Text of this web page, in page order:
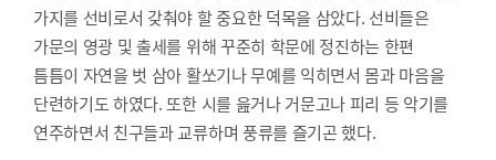
가지를 선비로서 갖춰야 할 중요한 덕목을 삼았다. 선비들은
가문의 영광 및 출세를 위해 꾸준히 학문에 정진하는 한편
틈틈이 자연을 벗 삼아 활쏘기나 무예를 익히면서 몸과 마음을
단련하기도 하였다. 또한 시를 읊거나 거문고나 피리 등 악기를
연주하면서 친구들과 교류하며 풍류를 즐기곤 했다.